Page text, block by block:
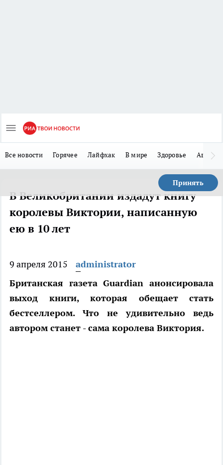
Все новости Горячее Лайфхак В мире Здоровье Авто
Принять
В Великобритании издадут книгу
королевы Виктории, написанную
ею в 10 лет
9 апреля 2015
administrator
Британская газета Guardian анонсировала
выход книги, которая обещает стать
бестселлером. Что не удивительно ведь
автором станет - сама королева Виктория.